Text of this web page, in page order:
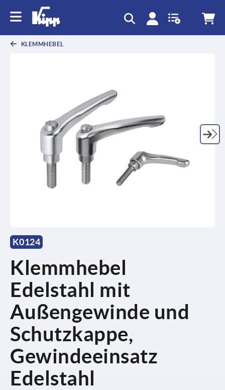
KLEMMHEBEL
K0124
Klemmhebel
Edelstahl mit
Außengewinde und
Schutzkappe,
Gewindeeinsatz
Edelstahl